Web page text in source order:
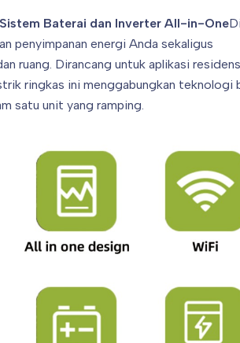
Sistem Baterai dan Inverter All-in-One
penyimpanan energi Anda sekaligus
ruang. Dirancang untuk aplikasi
ringkas ini menggabungkan teknologi
satu unit yang ramping.